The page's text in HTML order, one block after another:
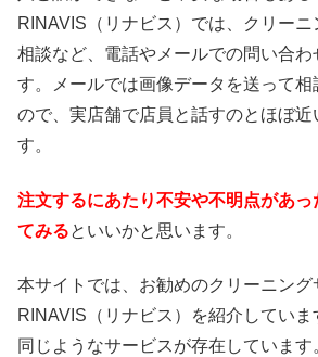
RINAVIS（リナビス）では、クリー
相談など、電話やメールでの問い合わ
す。メールでは画像データを送って相
ので、実店舗で店員と話すのとほぼ近
す。
注文するにあたり不安や不明点があっ
てみるといいかと思います。
本サイトでは、お勧めのクリーニング
RINAVIS（リナビス）を紹介してい
同じようなサービスが存在していま